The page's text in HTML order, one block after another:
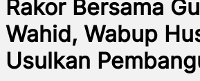
Rakor Bersama
Wahid, Wabup
Usulkan